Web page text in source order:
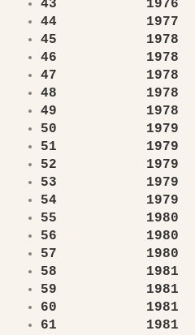
43 1976
44 1977
45 1978
46 1978
47 1978
48 1978
49 1978
50 1979
51 1979
52 1979
53 1979
54 1979
55 1980
56 1980 M.
57 1980
58 1981
59 1981
60 1981
61 1981